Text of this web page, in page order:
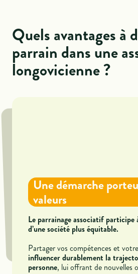
Quels avantages à
parrain dans une
longovicienne ?
valorisant
En devenant parrain associatif à Longwy, vous
apportez un support concret
ou personnes en reconversion.
Votre expérience et vos conseils sontdes
précieux pour orienter leur avenir
Une démarche porteuse
valeurs
Le parrainage associatif participe à la
d’une société plus équitable.
Partager vos compétences et votre
influencer durablement la trajectoire
personne, lui offrant de nouvelles
Un enrichissement
notable
Accompagner un filleul est une
enrichissante à double sens.
Vous affinez vos compétences en
pédagogie et en management.
Un atout pour
professionnel
S’engager dans le parrainage
d’une implication sociale
valeur de votre profil
Mentionner cette expérience